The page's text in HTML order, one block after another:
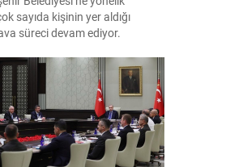
sayıda kişinin yer aldığı
süreci devam ediyor.
hallerini ayrı ayrı
sonucunda, aralarında
da bulunduğu 53 tutuklu
hallerinin sürdürülmesine
ve değerlendirilen talepler
sanıklara yöneltilen...